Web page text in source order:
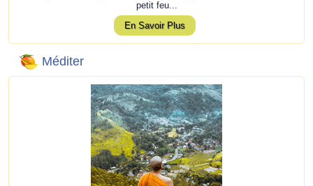
petit feu...
En Savoir Plus
Méditer